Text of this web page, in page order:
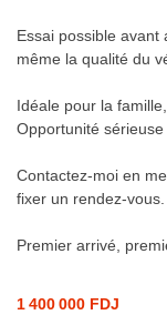
Essai possible avant
même la qualité du
Idéale pour la
Opportunité
Contactez-moi en
fixer un rendez-vous.
Premier arrivé,
1 400 000 FDJ